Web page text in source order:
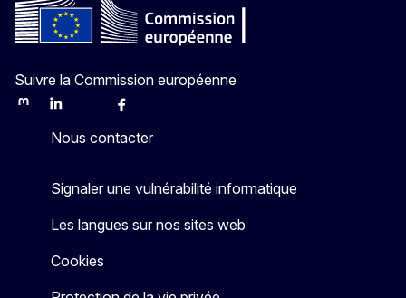
Suivre la Commission européenne
MastodonLinkedInBlueskyFacebook
Nous contacter
Signaler une vulnérabilité informatique
Les langues sur nos sites web
Cookies